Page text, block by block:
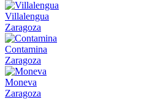
Villalengua
Zaragoza
Contamina
Zaragoza
Moneva
Zaragoza